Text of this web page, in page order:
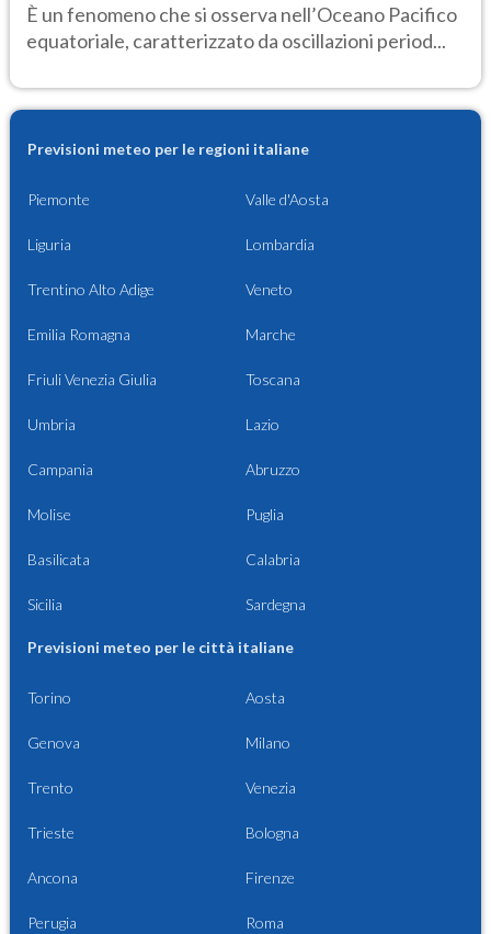
È un fenomeno che si osserva nell’Oceano Pacifico
equatoriale, caratterizzato da oscillazioni period...
Previsioni meteo per le regioni italiane
Piemonte Valle d'Aosta
Liguria Lombardia
Trentino Alto Adige Veneto
Emilia Romagna Marche
Friuli Venezia Giulia Toscana
Umbria Lazio
Campania Abruzzo
Molise Puglia
Basilicata Calabria
Sicilia Sardegna
Previsioni meteo per le città italiane
Torino Aosta
Genova Milano
Trento Venezia
Trieste Bologna
Ancona Firenze
Perugia Roma